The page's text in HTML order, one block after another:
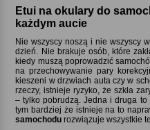
Etui na okulary do
każdym aucie
Nie wszyscy noszą i nie wszyscy
dzień. Nie brakuje osób, które
kiedy muszą poprowadzić
na przechowywanie pary
kieszeni w drzwiach auta czy w
rzeczy, istnieje ryzyko, że szkła
– tylko pobrudzą. Jedna i druga
tym bardziej że istnieje na to
samochodu rozwiązuje wszystkie